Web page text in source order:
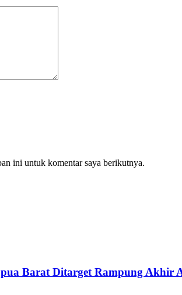
ini untuk komentar saya berikutnya.
Barat Ditarget Rampung Akhir